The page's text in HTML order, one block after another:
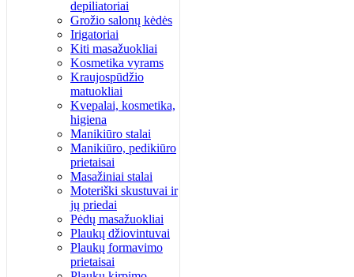
depiliatoriai
Grožio salonų kėdės
Irigatoriai
Kiti masažuokliai
Kosmetika vyrams
Kraujospūdžio
matuokliai
Kvepalai, kosmetika,
higiena
Manikiūro stalai
Manikiūro, pedikiūro
prietaisai
Masažiniai stalai
Moteriški skustuvai ir
jų priedai
Pėdų masažuokliai
Plaukų džiovintuvai
Plaukų formavimo
prietaisai